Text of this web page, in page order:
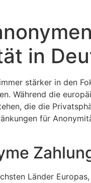
in
stärker in den
Während die
die die
für
Länder